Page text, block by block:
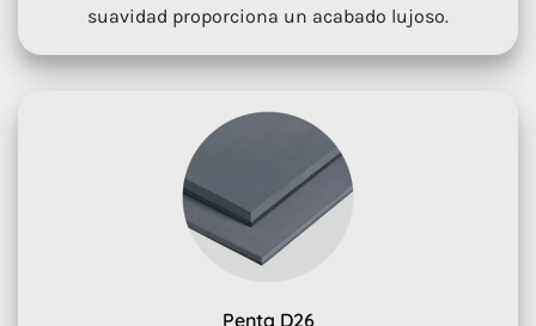
suavidad proporciona un acabado lujoso.
Penta D26